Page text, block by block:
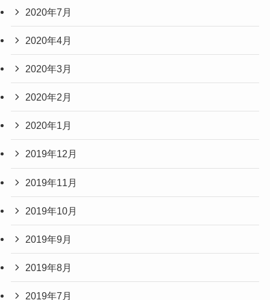
2020年7月
2020年4月
2020年3月
2020年2月
2020年1月
2019年12月
2019年11月
2019年10月
2019年9月
2019年8月
2019年7月